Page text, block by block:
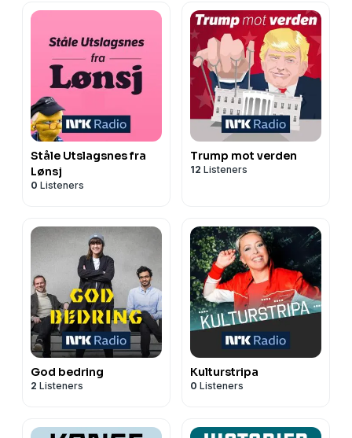
Ståle Utslagsnes fra
Lønsj
0 Listeners
Trump mot verden
12 Listeners
God bedring
2 Listeners
Kulturstripa
0 Listeners